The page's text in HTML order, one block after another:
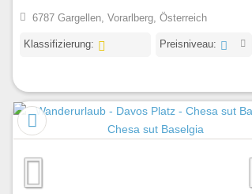
6787 Gargellen, Vorarlberg, Österreich
Klassifizierung: Preisniveau: